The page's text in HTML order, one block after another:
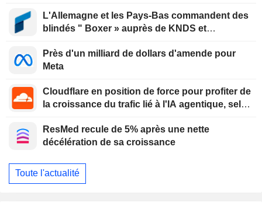
L'Allemagne et les Pays-Bas commandent des
blindés " Boxer » auprès de KNDS et
Près d'un milliard de dollars d'amende pour
Meta
Cloudflare en position de force pour profiter de
la croissance du trafic lié à l'IA agentique, selon
ResMed recule de 5% après une nette
décélération de sa croissance
Toute l'actualité